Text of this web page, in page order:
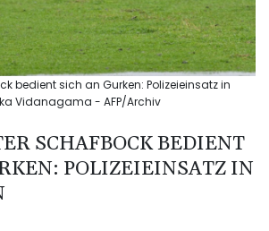
bedient sich an Gurken: Polizeieinsatz in
Vidanagama - AFP/Archiv
SCHAFBOCK BEDIENT
POLIZEIEINSATZ IN